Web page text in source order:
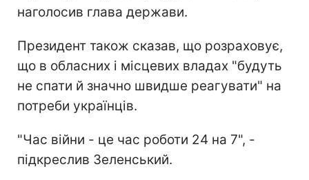
наголосив глава держави.
Президент також сказав, що розраховує,
що в обласних і місцевих владах "будуть
не спати й значно швидше реагувати" на
потреби українців.
"Час війни - це час роботи 24 на 7", -
підкреслив Зеленський.